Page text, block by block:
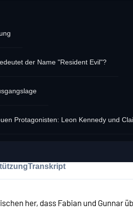
der Name "Resident Evil"?
Protagonisten: Leon Kennedy und
von Resident Evil 2
Transkript
her, dass Fabian und Gunnar